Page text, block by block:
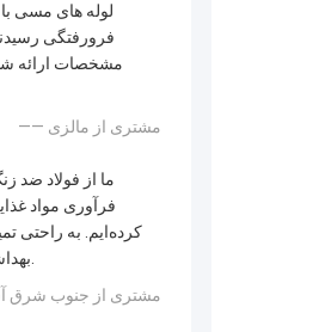
لوله های مسی
فرورفتگی
مشخصات ارائه
—— مشتری از مالزی
کرده‌ایم. به راحتی
بهداشتی خوبی را حفظ می‌کند.
—— مشتری از جنوب شرق